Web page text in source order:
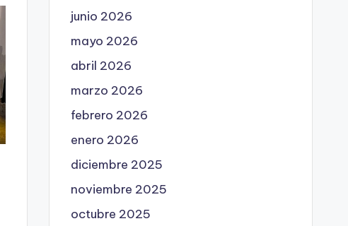
junio 2026
mayo 2026
abril 2026
marzo 2026
febrero 2026
enero 2026
diciembre 2025
noviembre 2025
octubre 2025